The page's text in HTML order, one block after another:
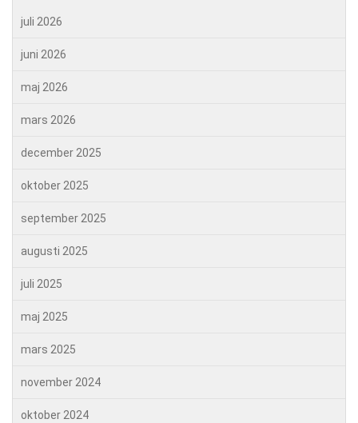
juli 2026
juni 2026
maj 2026
mars 2026
december 2025
oktober 2025
september 2025
augusti 2025
juli 2025
maj 2025
mars 2025
november 2024
oktober 2024